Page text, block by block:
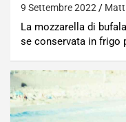
9 Settembre 2022
La mozzarella di
se conservata in frigo